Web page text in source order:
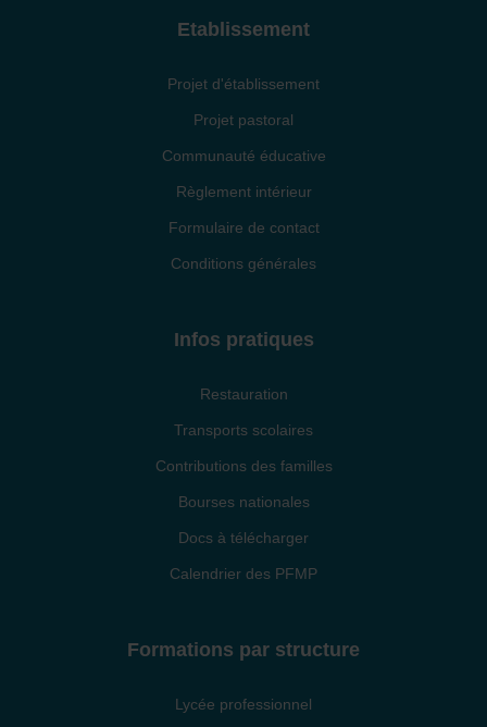
Etablissement
Projet d'établissement
Projet pastoral
Communauté éducative
Règlement intérieur
Formulaire de contact
Conditions générales
Infos pratiques
Restauration
Transports scolaires
Contributions des familles
Bourses nationales
Docs à télécharger
Calendrier des PFMP
Formations par structure
Lycée professionnel